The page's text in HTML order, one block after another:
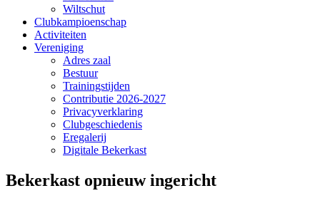
Wiltschut
Clubkampioenschap
Activiteiten
Vereniging
Adres zaal
Bestuur
Trainingstijden
Contributie 2026-2027
Privacyverklaring
Clubgeschiedenis
Eregalerij
Digitale Bekerkast
Bekerkast opnieuw ingericht